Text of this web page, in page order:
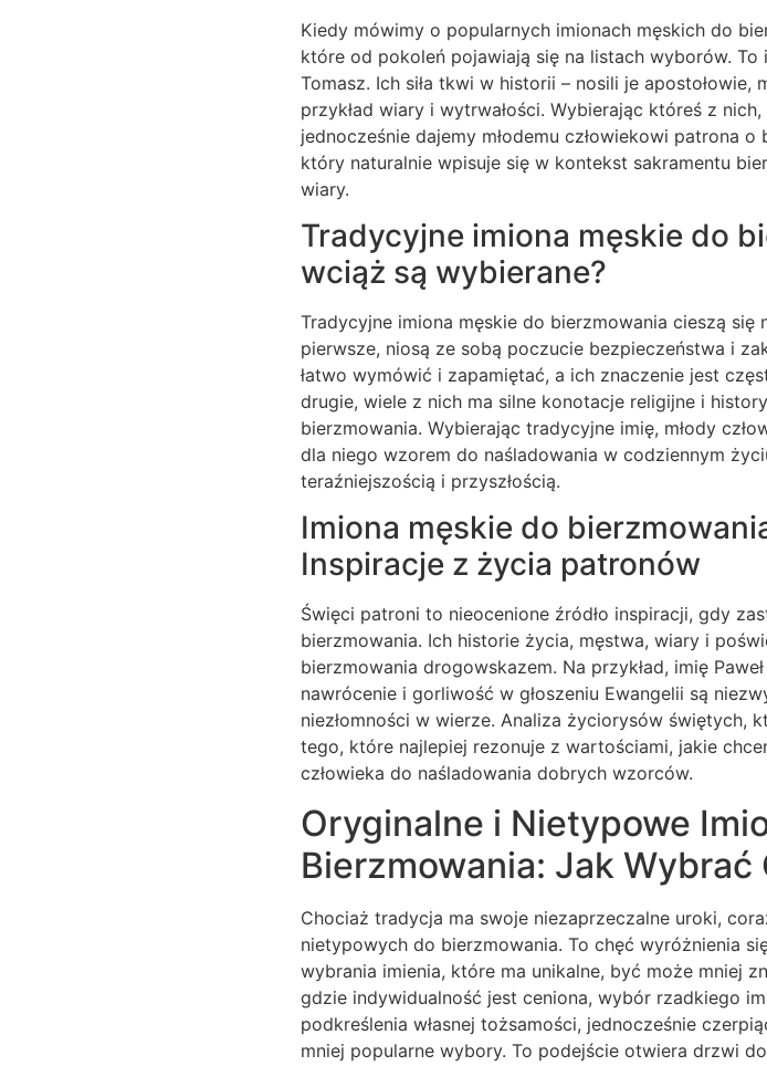
Kiedy mówimy o popularnych imionach męskich do
które od pokoleń pojawiają się na listach wyborów. To
Tomasz. Ich siła tkwi w historii – nosili je
przykład wiary i wytrwałości. Wybierając któreś z
jednocześnie dajemy młodemu człowiekowi patrona
który naturalnie wpisuje się w kontekst sakramentu
wiary.
Tradycyjne imiona męskie do
wciąż są wybierane?
Tradycyjne imiona męskie do bierzmowania cieszą się
pierwsze, niosą ze sobą poczucie bezpieczeństwa i
łatwo wymówić i zapamiętać, a ich znaczenie jest
drugie, wiele z nich ma silne konotacje religijne i
bierzmowania. Wybierając tradycyjne imię, młody
dla niego wzorem do naśladowania w codziennym
teraźniejszością i przyszłością.
Imiona męskie do
Inspiracje z życia patronów
Święci patroni to nieocenione źródło inspiracji, gdy
bierzmowania. Ich historie życia, męstwa, wiary i
bierzmowania drogowskazem. Na przykład, imię
nawrócenie i gorliwość w głoszeniu Ewangelii są
niezłomności w wierze. Analiza życiorysów świętych,
tego, które najlepiej rezonuje z wartościami, jakie
człowieka do naśladowania dobrych wzorców.
Oryginalne i Nietypowe
Bierzmowania: Jak
Chociaż tradycja ma swoje niezaprzeczalne uroki,
nietypowych do bierzmowania. To chęć wyróżnienia
wybrania imienia, które ma unikalne, być może mniej
gdzie indywidualność jest ceniona, wybór rzadkiego
podkreślenia własnej tożsamości, jednocześnie
mniej popularne wybory. To podejście otwiera drzwi